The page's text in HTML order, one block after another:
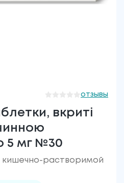
отзывы
вкриті
5 мг №30
кишечно-растворимой